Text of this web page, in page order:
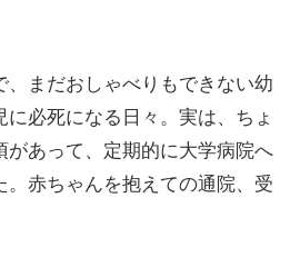
、まだおしゃべりもできない幼
必死になる日々。実は、ちょ
があって、定期的に大学病院へ
。赤ちゃんを抱えての通院、受